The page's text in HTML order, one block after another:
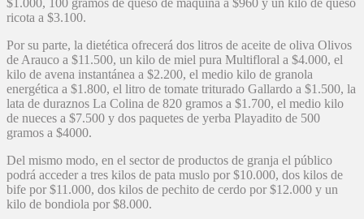
$1.000, 100 gramos de queso de máquina a $960 y un kilo de queso
ricota a $3.100.
Por su parte, la dietética ofrecerá dos litros de aceite de oliva Olivos
de Arauco a $11.500, un kilo de miel pura Multifloral a $4.000, el
kilo de avena instantánea a $2.200, el medio kilo de granola
energética a $1.800, el litro de tomate triturado Gallardo a $1.500, la
lata de duraznos La Colina de 820 gramos a $1.700, el medio kilo
de nueces a $7.500 y dos paquetes de yerba Playadito de 500
gramos a $4000.
Del mismo modo, en el sector de productos de granja el público
podrá acceder a tres kilos de pata muslo por $10.000, dos kilos de
bife por $11.000, dos kilos de pechito de cerdo por $12.000 y un
kilo de bondiola por $8.000.